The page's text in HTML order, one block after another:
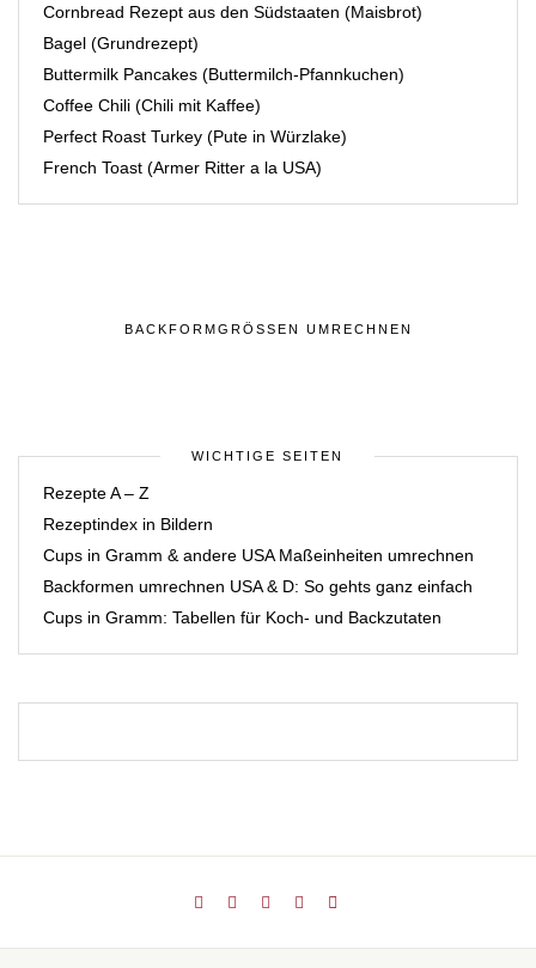
Cornbread Rezept aus den Südstaaten (Maisbrot)
Bagel (Grundrezept)
Buttermilk Pancakes (Buttermilch-Pfannkuchen)
Coffee Chili (Chili mit Kaffee)
Perfect Roast Turkey (Pute in Würzlake)
French Toast (Armer Ritter a la USA)
BACKFORMGRÖSSEN UMRECHNEN
WICHTIGE SEITEN
Rezepte A – Z
Rezeptindex in Bildern
Cups in Gramm & andere USA Maßeinheiten umrechnen
Backformen umrechnen USA & D: So gehts ganz einfach
Cups in Gramm: Tabellen für Koch- und Backzutaten